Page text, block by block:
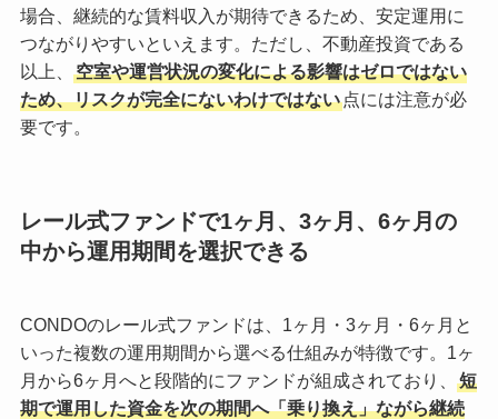
場合、継続的な賃料収入が期待できるため、安定運用に
つながりやすいといえます。ただし、不動産投資である
以上、
空室や運営状況の変化による影響はゼロではない
ため、リスクが完全にないわけではない点には注意が必
要です。
レール式ファンドで1ヶ月、3ヶ月、6ヶ月の
中から運用期間を選択できる
CONDOのレール式ファンドは、1ヶ月・3ヶ月・6ヶ月と
いった複数の運用期間から選べる仕組みが特徴です。1ヶ
月から6ヶ月へと段階的にファンドが組成されており、
短
期で運用した資金を次の期間へ「乗り換え」ながら継続